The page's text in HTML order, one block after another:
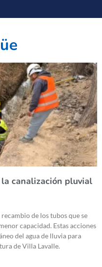
canalización pluvial
de los tubos que se
capacidad. Estas acciones
del agua de lluvia para
de Villa Lavalle.